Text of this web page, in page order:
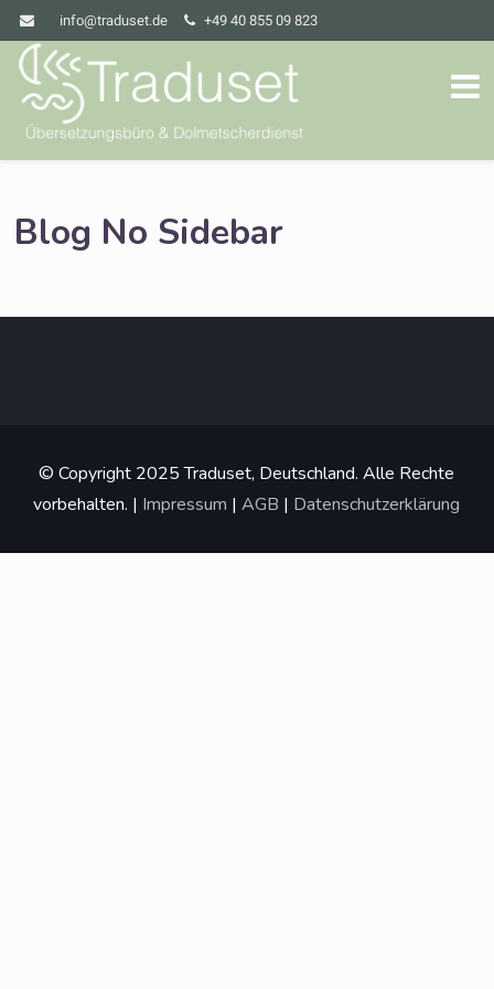
info@traduset.de +49 40 855 09 823
Blog No Sidebar
© Copyright 2025 Traduset, Deutschland. Alle Rechte
vorbehalten. | Impressum |AGB | Datenschutzerklärung